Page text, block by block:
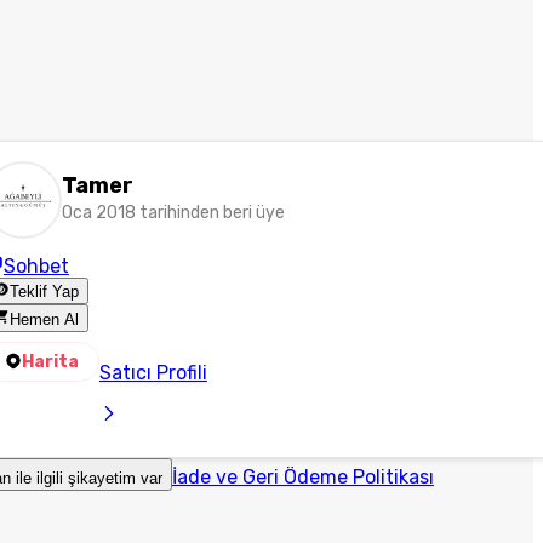
Tamer
Oca 2018 tarihinden beri üye
Sohbet
Teklif Yap
Hemen Al
Harita Satıcı Profili
ile ilgili şikayetim var İade ve Geri Ödeme Politikası